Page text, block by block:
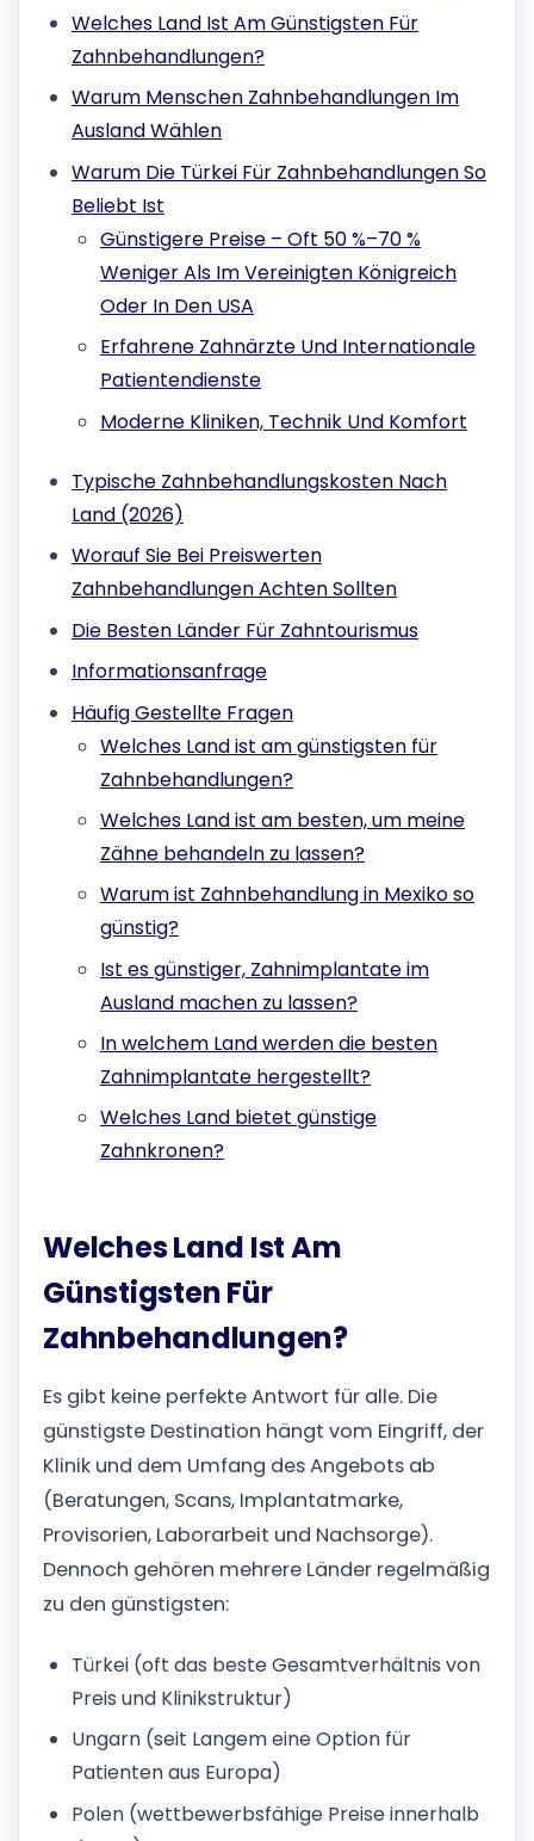
Welches Land Ist Am Günstigsten Für
Zahnbehandlungen?
Warum Menschen Zahnbehandlungen Im
Ausland Wählen
Warum Die Türkei Für Zahnbehandlungen So
Beliebt Ist
Günstigere Preise – Oft 50 %–70 %
Weniger Als Im Vereinigten Königreich
Oder In Den USA
Erfahrene Zahnärzte Und Internationale
Patientendienste
Moderne Kliniken, Technik Und Komfort
Typische Zahnbehandlungskosten Nach
Land (2026)
Worauf Sie Bei Preiswerten
Zahnbehandlungen Achten Sollten
Die Besten Länder Für Zahntourismus
Informationsanfrage
Häufig Gestellte Fragen
Welches Land ist am günstigsten für
Zahnbehandlungen?
Welches Land ist am besten, um meine
Zähne behandeln zu lassen?
Warum ist Zahnbehandlung in Mexiko so
günstig?
Ist es günstiger, Zahnimplantate im
Ausland machen zu lassen?
In welchem Land werden die besten
Zahnimplantate hergestellt?
Welches Land bietet günstige
Zahnkronen?
Welches Land Ist Am
Günstigsten Für
Zahnbehandlungen?
Es gibt keine perfekte Antwort für alle. Die
günstigste Destination hängt vom Eingriff, der
Klinik und dem Umfang des Angebots ab
(Beratungen, Scans, Implantatmarke,
Provisorien, Laborarbeit und Nachsorge).
Dennoch gehören mehrere Länder regelmäßig
zu den günstigsten:
Türkei (oft das beste Gesamtverhältnis von
Preis und Klinikstruktur)
Ungarn (seit Langem eine Option für
Patienten aus Europa)
Polen (wettbewerbsfähige Preise innerhalb